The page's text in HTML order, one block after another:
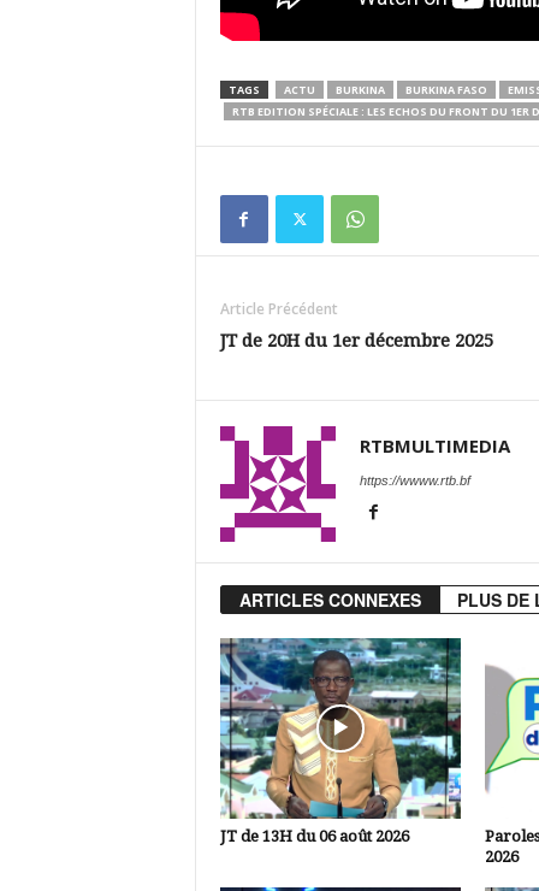
TAGS ACTU BURKINA BURKINA FASO
RTB EDITION SPÉCIALE : LES ECHOS DU FRONT DU 1ER
Article Précédent
JT de 20H du 1er décembre 2025
RTBMULTIMEDIA
https://wwww.rtb.bf
ARTICLES CONNEXES PLUS DE
JT de 13H du 06 août 2026
2026